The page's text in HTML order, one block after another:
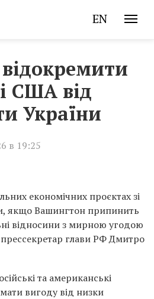
EN
відокремити
США від
України
в 19:25
економічних проєктах зі
якщо Вашингтон припинить
відносини з мирною угодою
глави РФ Дмитро
та американські
вигоду від низки